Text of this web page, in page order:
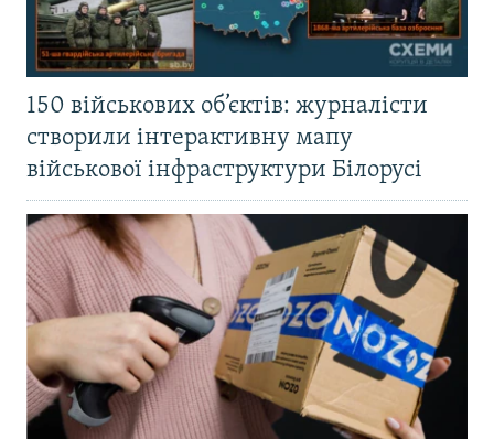
150 військових об’єктів: журналісти
створили інтерактивну мапу
військової інфраструктури Білорусі